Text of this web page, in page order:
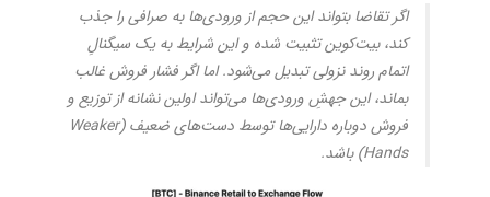
اگر تقاضا بتواند این حجم از ورودی‌ها به صرافی را جذب
کند، بیت‌کوین تثبیت شده و این شرایط به یک سیگنالِ
اتمام روند نزولی تبدیل می‌شود. اما اگر فشار فروش غالب
بماند، این جهشِ ورودی‌ها می‌تواند اولین نشانه از توزیع و
فروش دوباره دارایی‌ها توسط دست‌های ضعیف (Weaker
Hands) باشد.